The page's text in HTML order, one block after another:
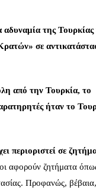
της Τουρκίας
σε
από την Τουρκία, το
ήταν το
περιοριστεί σε
αφορούν ζητήματα
Προφανώς,